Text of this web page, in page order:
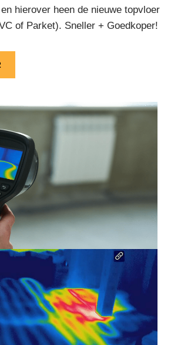
hierover heen de nieuwe topvloer
of Parket). Sneller + Goedkoper!